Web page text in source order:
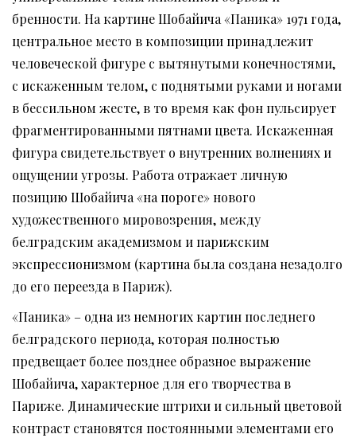
бренности. На картине Шобайича «Паника» 1971 года,
центральное место в композиции принадлежит
человеческой фигуре с вытянутыми конечностями,
с искаженным телом, с поднятыми руками и ногами
в бессильном жесте, в то время как фон пульсирует
фрагментированными пятнами цвета. Искаженная
фигура свидетельствует о внутренних волнениях и
ощущении угрозы. Работа отражает личную
позицию Шобайича «на пороге» нового
художественного мировозрения, между
белградским академизмом и парижским
экспрессионизмом (картина была создана незадолго
до его переезда в Париж).
«Паника» – одна из немногих картин последнего
белградского периода, которая полностью
предвещает более позднее образное выражение
Шобайича, характерное для его творчества в
Париже. Динамические штрихи и сильный цветовой
контраст становятся постоянными элементами его